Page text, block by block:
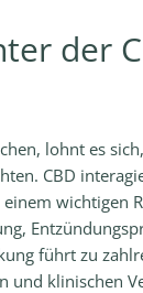
der
lohnt es
CBD
wichtigen
führt zu
und klinischen